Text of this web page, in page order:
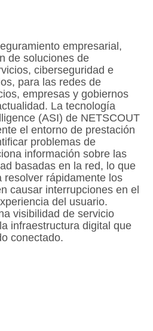
empresarial,
de soluciones de
ciberseguridad e
para las redes de
empresas y gobiernos
La tecnología
(ASI) de NETSCOUT
el entorno de prestación
problemas de
información sobre las
basadas en la red, lo que
resolver rápidamente los
causar interrupciones en el
del usuario.
visibilidad de servicio
infraestructura digital que
conectado.